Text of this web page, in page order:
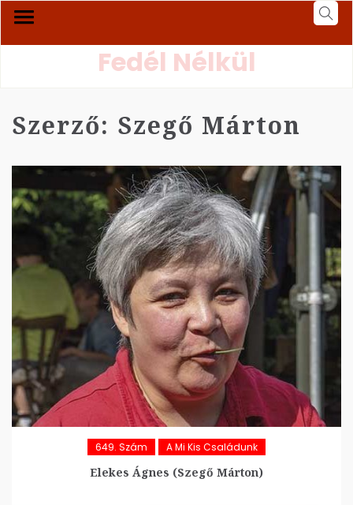
Fedél Nélkül
Szerző: Szegő Márton
649. Szám A Mi Kis Családunk
Elekes Ágnes (Szegő Márton)